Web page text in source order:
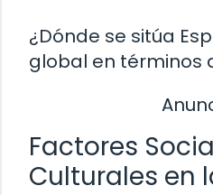
¿Dónde se sitúa
global en términos
Factores
Culturales en